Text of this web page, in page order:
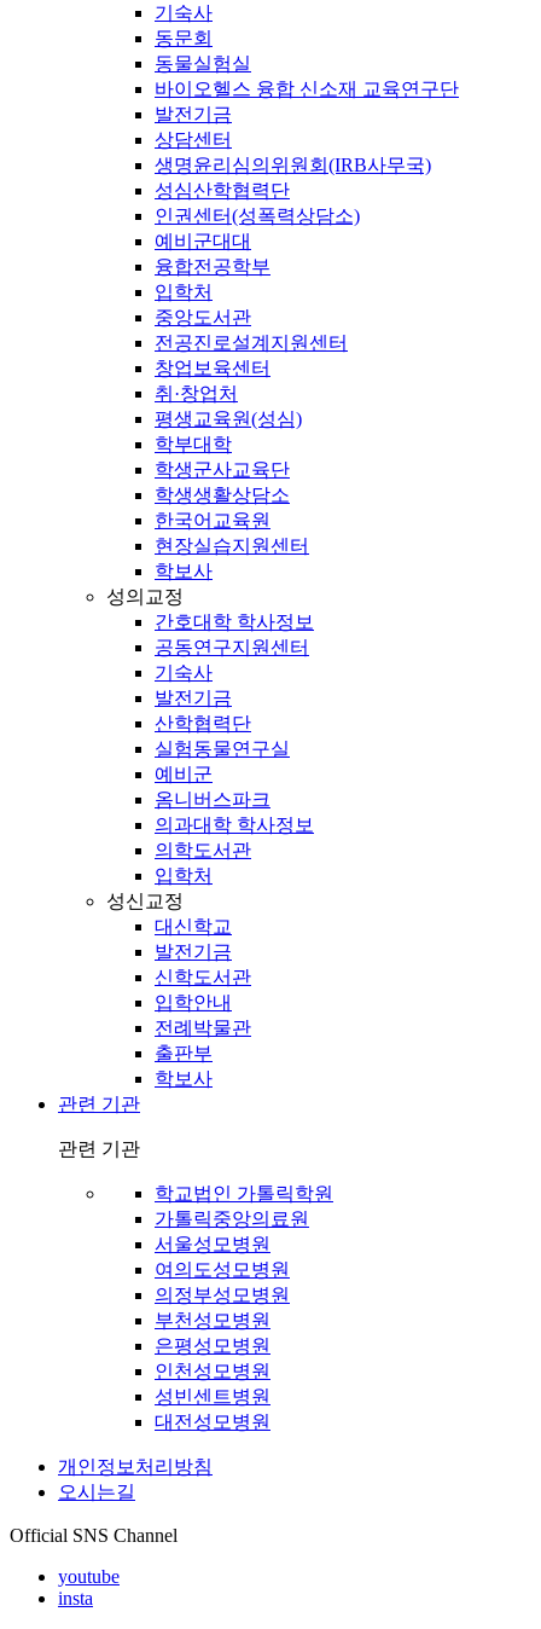
기숙사
동문회
동물실험실
바이오헬스 융합 신소재 교육연구단
발전기금
상담센터
생명윤리심의위원회(IRB사무국)
성심산학협력단
인권센터(성폭력상담소)
예비군대대
융합전공학부
입학처
중앙도서관
전공진로설계지원센터
창업보육센터
취·창업처
평생교육원(성심)
학부대학
학생군사교육단
학생생활상담소
한국어교육원
현장실습지원센터
학보사
성의교정
간호대학 학사정보
공동연구지원센터
기숙사
발전기금
산학협력단
실험동물연구실
예비군
옴니버스파크
의과대학 학사정보
의학도서관
입학처
성신교정
대신학교
발전기금
신학도서관
입학안내
전례박물관
출판부
학보사
관련 기관
관련 기관
학교법인 가톨릭학원
가톨릭중앙의료원
서울성모병원
여의도성모병원
의정부성모병원
부천성모병원
은평성모병원
인천성모병원
성빈센트병원
대전성모병원
개인정보처리방침
오시는길
Official SNS Channel
youtube
insta